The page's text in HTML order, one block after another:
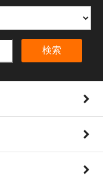
検索